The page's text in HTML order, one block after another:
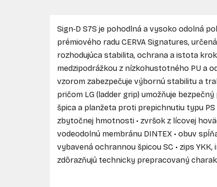
Sign‑D S7S je pohodlná a vysoko odolná
prémiového radu CERVA Signatures,
rozhodujúca stabilita, ochrana a istota
medzipodrážkou z nízkohustotného PU a
vzorom zabezpečuje výbornú stabilitu a
pričom LG (ladder grip) umožňuje
špica a planžeta proti prepichnutiu typu
zbytočnej hmotnosti • zvršok z lícovej
vodeodolnú membránu DINTEX • obuv
vybavená ochrannou špicou SC • zips
zdôrazňujú technicky prepracovaný